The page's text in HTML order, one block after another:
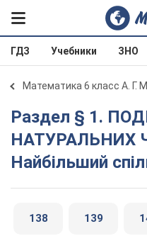
ГДЗ Учебники ЗНО
Математика 6 класс А. Г.
Раздел § 1. ПОДІЛЬНІСТЬ
НАТУРАЛЬНИХ
Найбільший
138 139